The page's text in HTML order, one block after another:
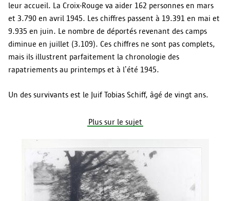
leur accueil. La Croix-Rouge va aider 162 personnes en mars
et 3.790 en avril 1945. Les chiffres passent à 19.391 en mai et
9.935 en juin. Le nombre de déportés revenant des camps
diminue en juillet (3.109). Ces chiffres ne sont pas complets,
mais ils illustrent parfaitement la chronologie des
rapatriements au printemps et à l’été 1945.
Un des survivants est le Juif Tobias Schiff, âgé de vingt ans.
Plus sur le sujet